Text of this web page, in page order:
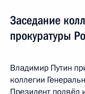
Заседание
прокуратуры
Владимир Путин
коллегии